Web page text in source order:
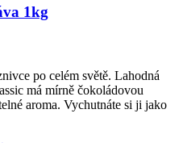
1kg
po celém světě. Lahodná
má mírně čokoládovou
aroma. Vychutnáte si ji jako